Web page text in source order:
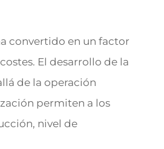
convertido en un factor
El desarrollo de la
de la operación
permiten a los
nivel de